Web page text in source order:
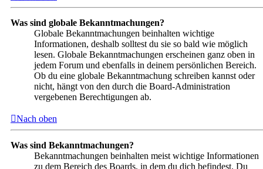
Was sind globale Bekanntmachungen?
Globale Bekanntmachungen beinhalten wichtige
Informationen, deshalb solltest du sie so bald wie möglich
lesen. Globale Bekanntmachungen erscheinen ganz oben in
jedem Forum und ebenfalls in deinem persönlichen Bereich.
Ob du eine globale Bekanntmachung schreiben kannst oder
nicht, hängt von den durch die Board-Administration
vergebenen Berechtigungen ab.
Nach oben
Was sind Bekanntmachungen?
Bekanntmachungen beinhalten meist wichtige Informationen
zu dem Bereich des Boards, in dem du dich befindest. Du